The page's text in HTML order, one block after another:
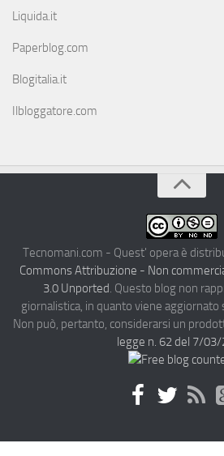
Liquida.it
Paperblog.com
Blogitalia.it
Ilbloggatore.com
Tecnomani.com - Quest' opera è
Commons Attribuzione - Non
3.0 Unported. Questo blog non
giornalistica, in quanto viene aggiornato
Non può, pertanto, considerarsi un
legge n. 62 del 7/03/